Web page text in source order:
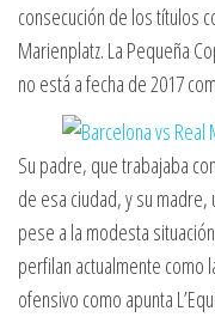
consecución de los títulos
Marienplatz. La Pequeña
no está a fecha de 2017
Su padre, que trabajaba
de esa ciudad, y su
pese a la modesta
perfilan actualmente como
ofensivo como apunta